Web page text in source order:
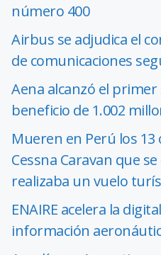
número 400
Airbus se adjudica el
de comunicaciones
Aena alcanzó el
beneficio de 1.002
Mueren en Perú los
Cessna Caravan que
realizaba un vuelo
ENAIRE acelera la
información